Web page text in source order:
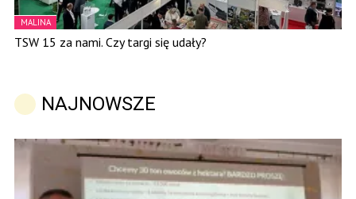
MALINA
TSW 15 za nami. Czy targi się udały?
NAJNOWSZE